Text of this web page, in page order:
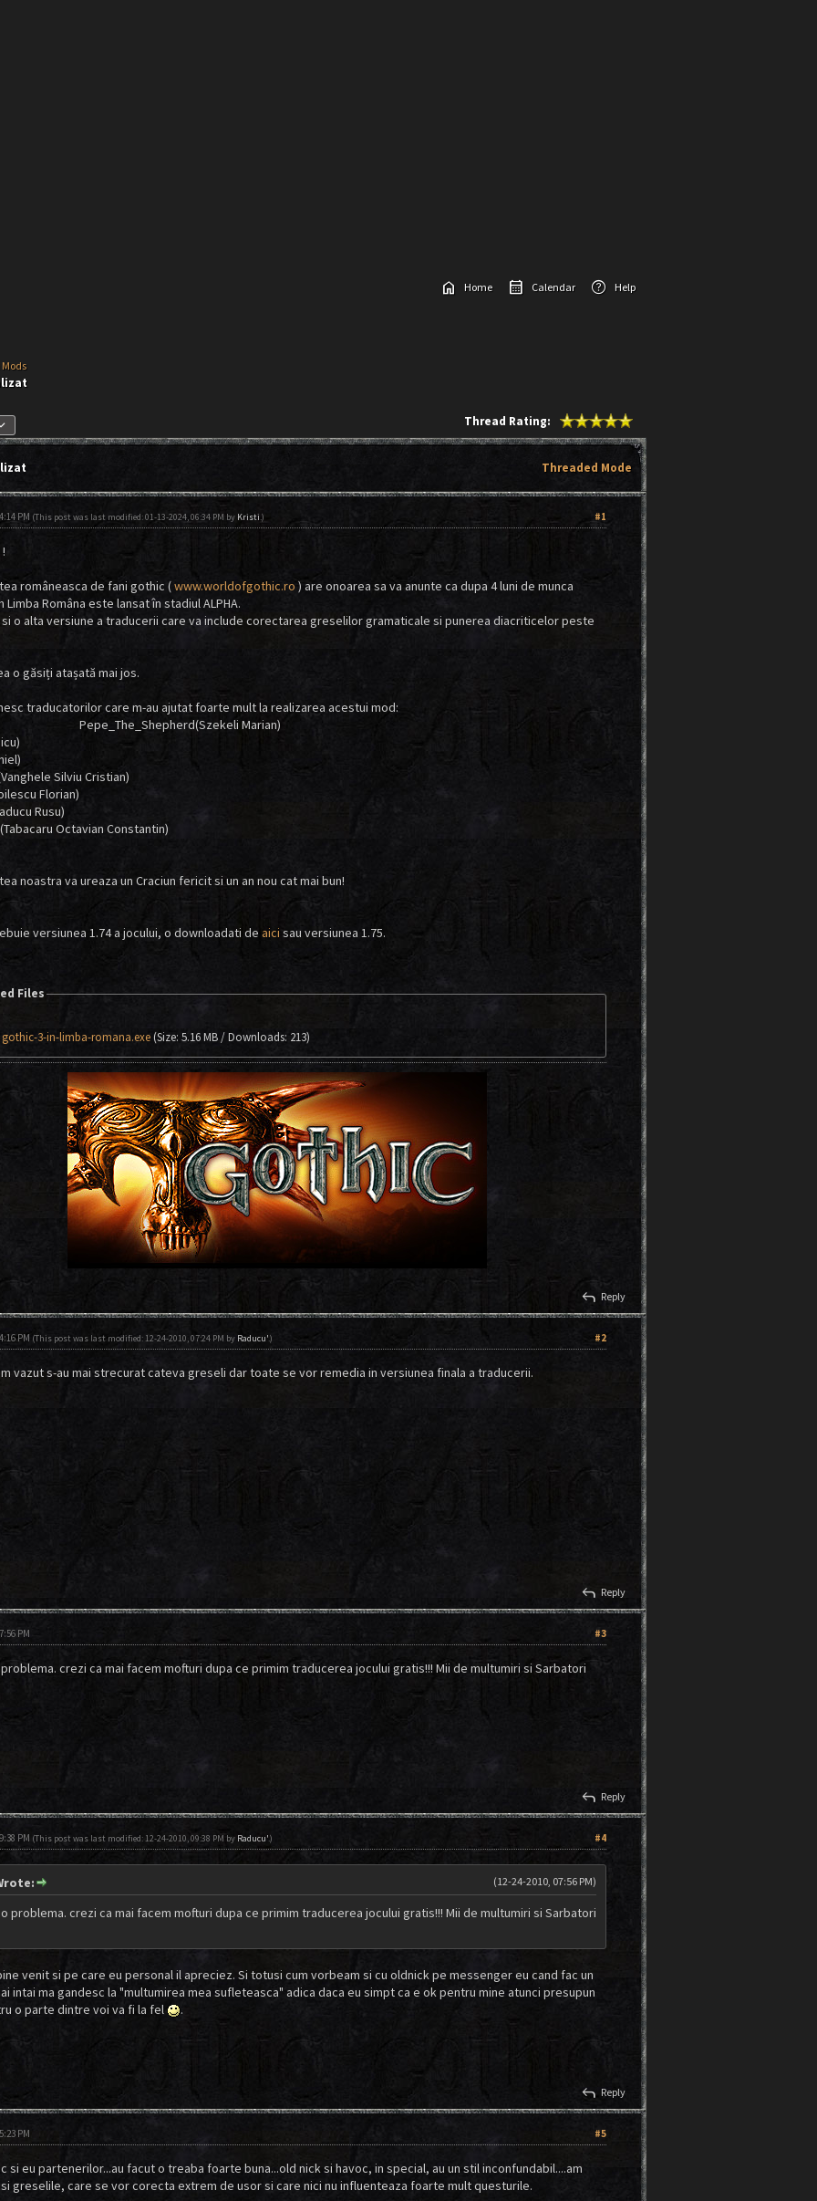
home Home calendar_month Calendar help Help
Mods
Thread Rating:
Threaded Mode
#1
PM (This post was last modified: 01-13-2024, 06:34 PM by Kristi.)
româneasca de fani gothic (www.worldofgothic.ro ) are onoarea sa va anunte ca dupa 4 luni de munca
Limba Româna este lansat în stadiul ALPHA.
si o alta versiune a traducerii care va include corectarea greselilor gramaticale si punerea diacriticelor peste
o găsiți atașată mai jos.
traducatorilor care m-au ajutat foarte mult la realizarea acestui mod:
Marian)
Silviu Cristian)
Florian)
Rusu)
Octavian Constantin)
noastra va ureaza un Craciun fericit si un an nou cat mai bun!
versiunea 1.74 a jocului, o downloadati de aici sau versiunea 1.75.
Files
gothic-3-in-limba-romana.exe(Size: 5.16 MB / Downloads: 213)
reply Reply
#2
PM (This post was last modified: 12-24-2010, 07:24 PM by Raducu'.)
vazut s-au mai strecurat cateva greseli dar toate se vor remedia in versiunea finala a traducerii.
reply Reply
#3
PM
problema. crezi ca mai facem mofturi dupa ce primim traducerea jocului gratis!!! Mii de multumiri si Sarbatori
reply Reply
#4
PM (This post was last modified: 12-24-2010, 09:38 PM by Raducu'.)
(12-24-2010, 07:56 PM)
o problema. crezi ca mai facem mofturi dupa ce primim traducerea jocului gratis!!! Mii de multumiri si Sarbatori
venit si pe care eu personal il apreciez. Si totusi cum vorbeam si cu oldnick pe messenger eu cand fac un
intai ma gandesc la "multumirea mea sufleteasca" adica daca eu simpt ca e ok pentru mine atunci presupun
o parte dintre voi va fi la fel
.
reply Reply
#5
PM
si eu partenerilor...au facut o treaba foarte buna...old nick si havoc, in special, au un stil inconfundabil....am
greselile, care se vor corecta extrem de usor si care nici nu influenteaza foarte mult questurile.